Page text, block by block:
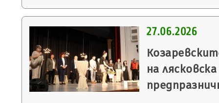
27.06.2026
на